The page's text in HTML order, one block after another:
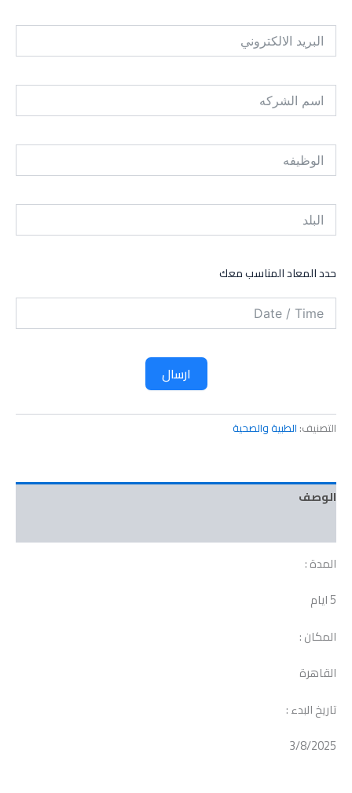
حدد المعاد المناسب معك
ارسال
التصنيف: الطبية والصحية
الوصف
المدة :
5 ايام
المكان :
القاهرة
تاريخ البدء :
3/8/2025